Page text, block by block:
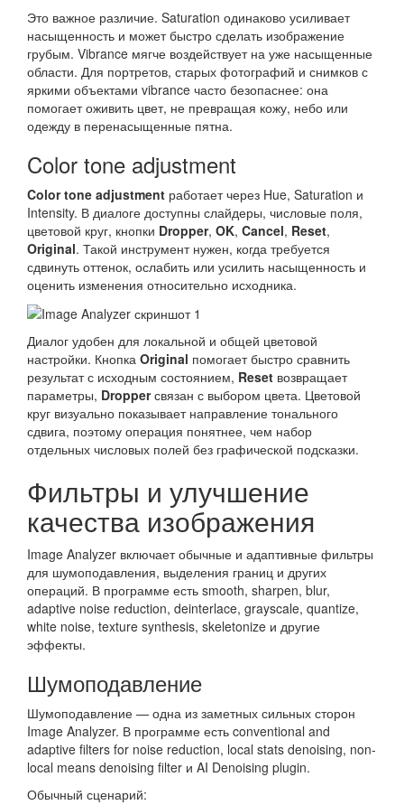
Это важное различие. Saturation одинаково усиливает
насыщенность и может быстро сделать изображение
грубым. Vibrance мягче воздействует на уже насыщенные
области. Для портретов, старых фотографий и снимков с
яркими объектами vibrance часто безопаснее: она
помогает оживить цвет, не превращая кожу, небо или
одежду в перенасыщенные пятна.
Color tone adjustment
Color tone adjustment работает через Hue, Saturation и
Intensity. В диалоге доступны слайдеры, числовые поля,
цветовой круг, кнопки Dropper, OK, Cancel, Reset,
Original. Такой инструмент нужен, когда требуется
сдвинуть оттенок, ослабить или усилить насыщенность и
оценить изменения относительно исходника.
Диалог удобен для локальной и общей цветовой
настройки. Кнопка Original помогает быстро сравнить
результат с исходным состоянием, Reset возвращает
параметры, Dropperсвязан с выбором цвета. Цветовой
круг визуально показывает направление тонального
сдвига, поэтому операция понятнее, чем набор
отдельных числовых полей без графической подсказки.
Фильтры и улучшение
качества изображения
Image Analyzer включает обычные и адаптивные фильтры
для шумоподавления, выделения границ и других
операций. В программе есть smooth, sharpen, blur,
adaptive noise reduction, deinterlace, grayscale, quantize,
white noise, texture synthesis, skeletonize и другие
эффекты.
Шумоподавление
Шумоподавление — одна из заметных сильных сторон
Image Analyzer. В программе есть conventional and
adaptive filters for noise reduction, local stats denoising, non-
local means denoising filter и AI Denoising plugin.
Обычный сценарий: